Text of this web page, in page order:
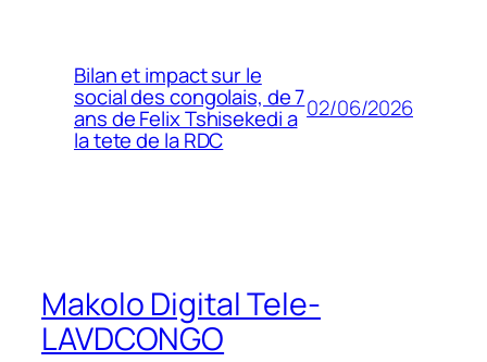
Bilan et impact sur le
social des congolais, de 7
ans de Felix Tshisekedi a
la tete de la RDC
02/06/2026
Makolo Digital Tele-
LAVDCONGO